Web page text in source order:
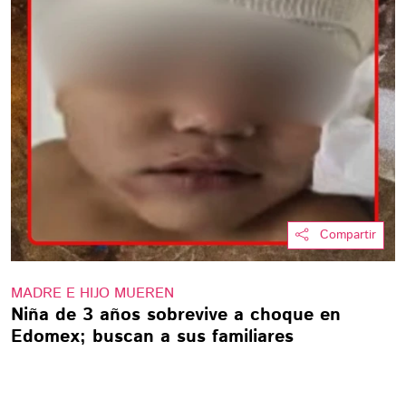
Compartir
MADRE E HIJO MUEREN
Niña de 3 años sobrevive a choque en
Edomex; buscan a sus familiares